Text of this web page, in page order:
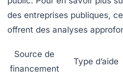
des entreprises publiques,
offrent des analyses
Source de
financement
Type d’aide